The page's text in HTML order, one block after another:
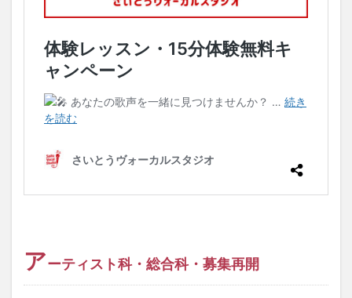
アーティスト科・総合科・募集再開